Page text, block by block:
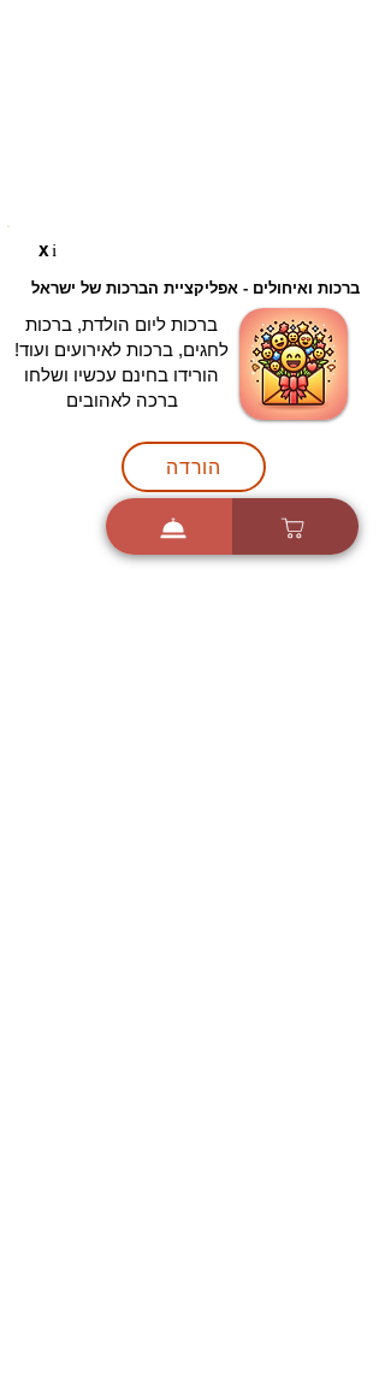
Xi
ברכות ואיחולים - אפליקציית הברכות של ישראל
ברכות ליום הולדת, ברכות
לחגים, ברכות לאירועים ועוד!
הורידו בחינם עכשיו ושלחו
ברכה לאהובים
הורדה